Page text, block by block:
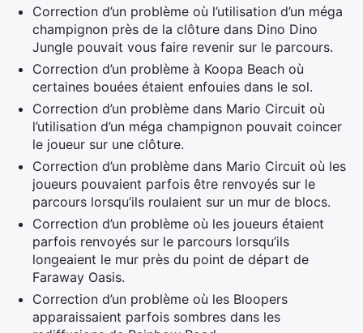
Correction d’un problème où l’utilisation d’un méga
champignon près de la clôture dans Dino Dino
Jungle pouvait vous faire revenir sur le parcours.
Correction d’un problème à Koopa Beach où
certaines bouées étaient enfouies dans le sol.
Correction d’un problème dans Mario Circuit où
l’utilisation d’un méga champignon pouvait coincer
le joueur sur une clôture.
Correction d’un problème dans Mario Circuit où les
joueurs pouvaient parfois être renvoyés sur le
parcours lorsqu’ils roulaient sur un mur de blocs.
Correction d’un problème où les joueurs étaient
parfois renvoyés sur le parcours lorsqu’ils
longeaient le mur près du point de départ de
Faraway Oasis.
Correction d’un problème où les Bloopers
apparaissaient parfois sombres dans les